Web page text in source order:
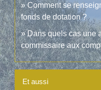
Comment se
fonds de dotation ?
Dans quels cas une
commissaire aux
Et aussi